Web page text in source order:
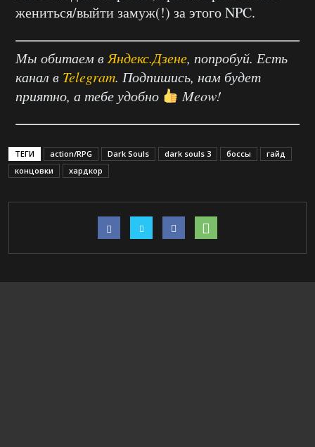
жениться/выйти замуж(!) за этого NPC.
Мы обитаем в Яндекс.Дзене, попробуй. Есть
канал в Telegram. Подпишись, нам будет
приятно, а тебе удобно
Meow!
ТЕГИ action/RPG Dark Souls dark souls 3 боссы
гайд
концовки
хардкор